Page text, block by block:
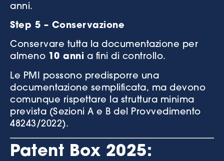
anni.
Step 5 – Conservazione
Conservare tutta la documentazione per
almeno 10 anni a fini di controllo.
Le PMI possono predisporre una
documentazione semplificata, ma devono
comunque rispettare la struttura minima
prevista (Sezioni A e B del Provvedimento
48243/2022).
Patent Box 2025: